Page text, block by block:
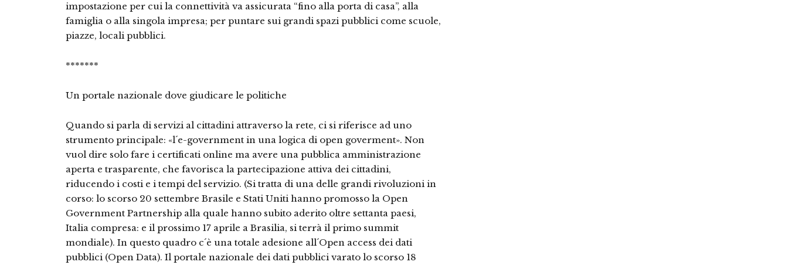
impostazione per cui la connettività va assicurata “fino alla porta di casa”, alla
famiglia o alla singola impresa; per puntare sui grandi spazi pubblici come scuole,
piazze, locali pubblici.
*******
Un portale nazionale dove giudicare le politiche
Quando si parla di servizi al cittadini attraverso la rete, ci si riferisce ad uno
strumento principale: «l´e-government in una logica di open goverment». Non
vuol dire solo fare i certificati online ma avere una pubblica amministrazione
aperta e trasparente, che favorisca la partecipazione attiva dei cittadini,
riducendo i costi e i tempi del servizio. (Si tratta di una delle grandi rivoluzioni in
corso: lo scorso 20 settembre Brasile e Stati Uniti hanno promosso la Open
Government Partnership alla quale hanno subito aderito oltre settanta paesi,
Italia compresa: e il prossimo 17 aprile a Brasilia, si terrà il primo summit
mondiale). In questo quadro c´è una totale adesione all´Open access dei dati
pubblici (Open Data). Il portale nazionale dei dati pubblici varato lo scorso 18